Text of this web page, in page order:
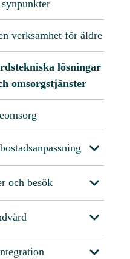
verksamhet för äldre
lösningar
omsorgstjänster
och besök